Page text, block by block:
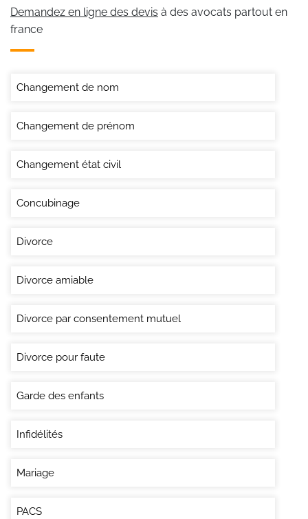
Demandez en ligne des devis à des avocats partout en
france
Changement de nom
Changement de prénom
Changement état civil
Concubinage
Divorce
Divorce amiable
Divorce par consentement mutuel
Divorce pour faute
Garde des enfants
Infidélités
Mariage
PACS